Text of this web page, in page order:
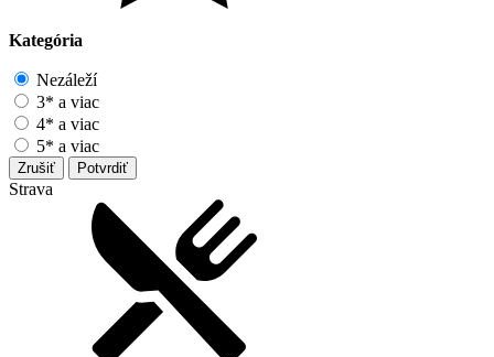
Kategória
Nezáleží
3* a viac
4* a viac
5* a viac
Zrušiť Potvrdiť
Strava